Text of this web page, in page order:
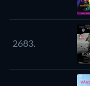
2683.